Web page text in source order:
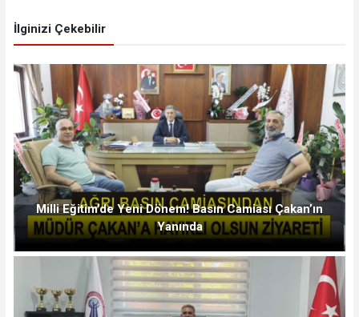
İlginizi Çekebilir
Milli Eğitim’de Yeni Dönem! Basın Camiası Çakan’ın
Yanında